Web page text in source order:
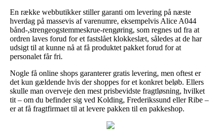
En række webbutikker stiller garanti om levering på næste
hverdag på massevis af varenumre, eksempelvis Alice A044
bånd-,strengeogstemmeskrue-rengøring, som regnes ud fra at
ordren laves forud for et fastslået klokkeslæt, således at de har
udsigt til at kunne nå at få produktet pakket forud for at
personalet får fri.
Nogle få online shops garanterer gratis levering, men oftest er
det kun gældende hvis der shoppes for et konkret beløb. Ellers
skulle man overveje den mest prisbevidste fragtløsning, hvilket
tit – om du befinder sig ved Kolding, Frederikssund eller Ribe –
er at få fragtfirmaet til at levere pakken til en pakkeshop.